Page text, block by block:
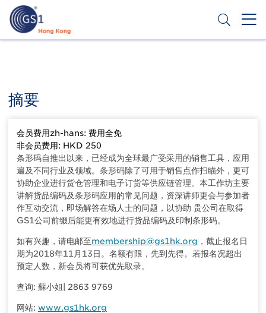
內
Second
Menu
摘要
会员费用zh-hans: 费用全免
非会员费用: HKD 250
条形码自推出以来，已经成为全球最广受采用的销售工具，应用
遍及不同行业及领域。条形码除了可用于销售点作扫瞄外，更可
协助企业进行货仓管理和电子订货等供应链管理。本工作坊主要
讲解货品编码及条形码应用的常见问题，资深讲师更会与参加者
作互动交流，即场解答在场人士的问题，以协助 贵公司在取得
GS1公司前缀后能更有效地进行货品编码及印制条形码。
如有兴趣，请电邮至membership@gs1hk.org ，截止报名日
期为2018年11月13日。名额有限，先到先得。若报名况超出
预定人数，新会员将可获优先取录。
查询: 蘇小姐| 2863 9769
网站: www.gs1hk.org